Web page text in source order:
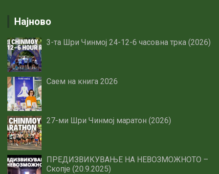
Најново
3-та Шри Чинмој 24-12-6 часовна трка (2026)
Саем на книга 2026
27-ми Шри Чинмој маратон (2026)
ПРЕДИЗВИКУВАЊЕ НА НЕВОЗМОЖНОТО –
Скопје (20.9.2025)